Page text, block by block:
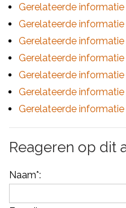
Gerelateerde
Gerelateerde
Gerelateerde
Gerelateerde
Gerelateerde
Gerelateerde
Gerelateerde
Reageren op dit
Naam*: